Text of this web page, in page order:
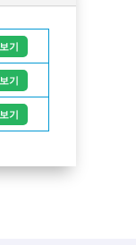
기
기
기